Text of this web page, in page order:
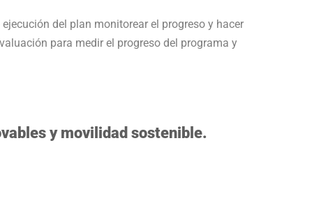
del plan monitorear el progreso y hacer
para medir el progreso del programa y
y movilidad sostenible.